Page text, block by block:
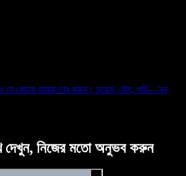
যে কোনো ভাষায় ডাব করুন। ভয়েস, টোন, গতি—সব
দেখুন, নিজের মতো অনুভব করুন